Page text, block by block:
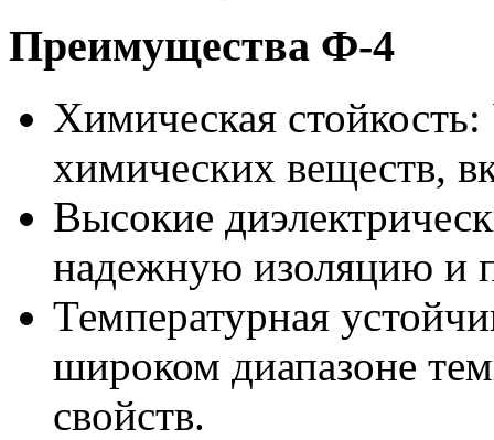
Преимущества Ф-4
Химическая
химических веществ,
Высокие
надежную изоляцию и
Температурная
широком диапазоне
свойств.